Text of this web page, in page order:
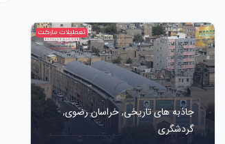
جاذبه های تاریخی,خراسان رضوی,
گردشگری